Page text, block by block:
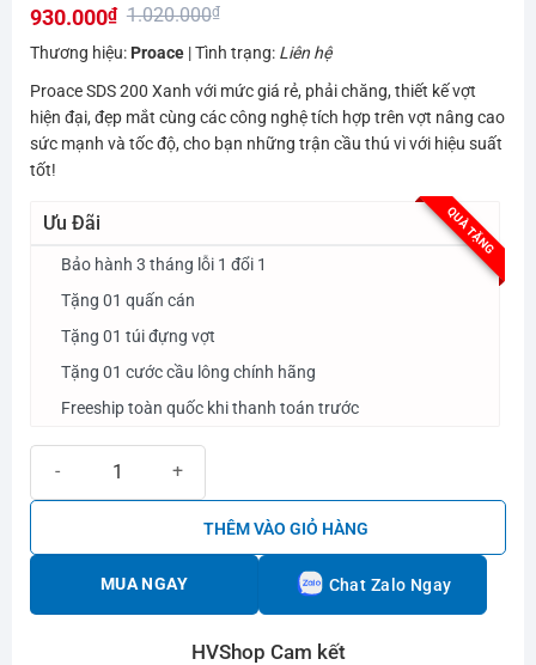
hạng
0.0
5
sao
1.020.000₫
Giá
là:
1.020.000₫.
930.000₫
Giá
tại
là:
930.000₫.
Thương hiệu: Proace| Tình trạng: Liên hệ
Proace SDS 200 Xanh với mức giá rẻ, phải chăng, thiết kế vợt
hiện đại, đẹp mắt cùng các công nghệ tích hợp trên vợt nâng cao
sức mạnh và tốc độ, cho bạn những trận cầu thú vi với hiệu suất
tốt!
QUÀ TẶNG
Ưu Đãi
Bảo hành 3 tháng lỗi 1 đổi 1
Tặng 01 quấn cán
Tặng 01 túi đựng vợt
Tặng 01 cước cầu lông chính hãng
Freeship toàn quốc khi thanh toán trước
THÊM VÀO GIỎ HÀNG
MUA NGAY Chat Zalo Ngay
HVShop Cam kết